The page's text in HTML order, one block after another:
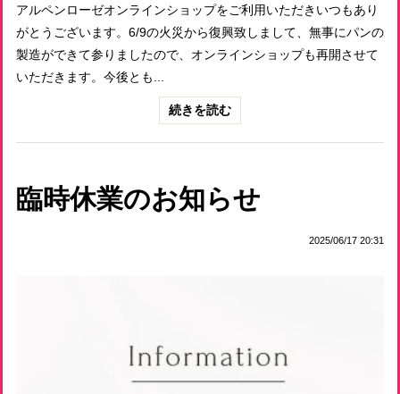
アルペンローゼオンラインショップをご利用いただきいつもあり
がとうございます。6/9の火災から復興致しまして、無事にパンの
製造ができて参りましたので、オンラインショップも再開させて
いただきます。今後とも...
続きを読む
臨時休業のお知らせ
2025/06/17 20:31